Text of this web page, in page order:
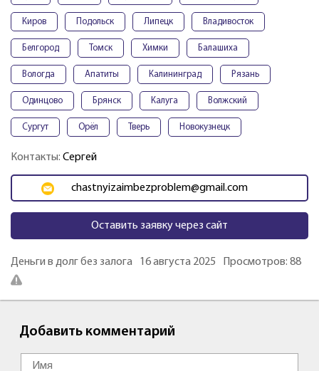
Киров Подольск Липецк Владивосток
Белгород Томск Химки Балашиха
Вологда Апатиты Калининград Рязань
Одинцово Брянск Калуга Волжский
Сургут Орёл Тверь Новокузнецк
Контакты: Сергей
chastnyizaimbezproblem@gmail.com
Оставить заявку через сайт
Деньги в долг без залога 16 августа 2025 Просмотров: 88
Добавить комментарий